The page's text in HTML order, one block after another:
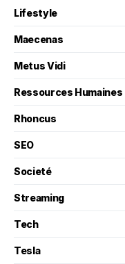
Lifestyle
Maecenas
Metus Vidi
Ressources Humaines
Rhoncus
SEO
Societé
Streaming
Tech
Tesla